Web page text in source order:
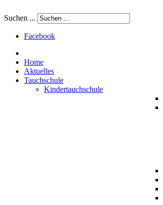
Suchen ...
Facebook
Home
Aktuelles
Tauchschule
Kindertauchschule